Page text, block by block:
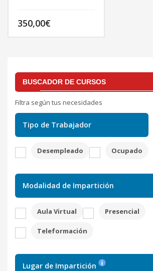
TODA LA INFORMACIÓN
350,00€
BUSCADOR DE CURSOS
Filtra según tus necesidades
Tipo de Trabajador
Desempleado Ocupado
Modalidad de Impartición
Aula Virtual Presencial
Teleformación
Lugar de Impartición